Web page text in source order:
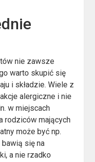
nie zawsze
warto skupić się
i składzie. Wiele z
alergiczne i nie
w miejscach
rodziców mających
może być np.
się na
a nie rzadko